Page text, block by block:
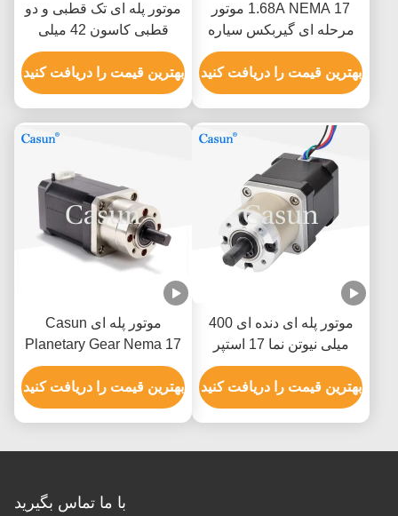
1.68A NEMA 17 موتور
مرحله ای گیربکس سیاره
ای 10:1 17HS15-1684S-
HG10
بهترین قیمت را دریافت کنید
موتور پله ای تک قطبی و دو
قطبی کاسون 42 میلی
متری NEMA 17
بهترین قیمت را دریافت کنید
موتور پله ای دنده ای 400
میلی نیوتن نما 17 استپر
موتور 40 میلی متری 8.4
ولت 0.7 آمپر
بهترین قیمت را دریافت کنید
موتور پله ای Casun
Planetary Gear Nema 17
برای ماشین آلات مواد غذایی
بهترین قیمت را دریافت کنید
با ما تماس بگیرید